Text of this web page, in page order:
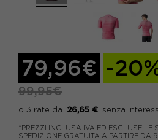
79,96€ -
99,95€
26,65 €
*PREZZI INCLUSA IVA ED ESCLUSE LE
SPEDIZIONE GRATUITA A PARTIRE DA